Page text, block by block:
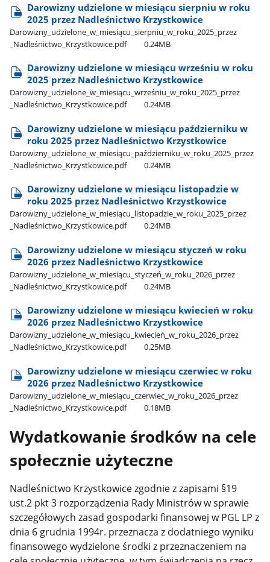
Darowizny udzielone w miesiącu sierpniu w roku
2025 przez Nadleśnictwo Krzystkowice
Darowizny​_udzielone​_w​_miesiącu​_sierpniu​_w​_roku​_2025​_przez​
_Nadleśnictwo​_Krzystkowice.pdf
0.24MB
Darowizny udzielone w miesiącu wrześniu w roku
2025 przez Nadleśnictwo Krzystkowice
Darowizny​_udzielone​_w​_miesiącu​_wrześniu​_w​_roku​_2025​_przez​
_Nadleśnictwo​_Krzystkowice.pdf
0.24MB
Darowizny udzielone w miesiącu październiku w
roku 2025 przez Nadleśnictwo Krzystkowice
Darowizny​_udzielone​_w​_miesiącu​_październiku​_w​_roku​_2025​_przez​
_Nadleśnictwo​_Krzystkowice.pdf
0.24MB
Darowizny udzielone w miesiącu listopadzie w
roku 2025 przez Nadleśnictwo Krzystkowice
Darowizny​_udzielone​_w​_miesiącu​_listopadzie​_w​_roku​_2025​_przez​
_Nadleśnictwo​_Krzystkowice.pdf
0.24MB
Darowizny udzielone w miesiącu styczeń w roku
2026 przez Nadleśnictwo Krzystkowice
Darowizny​_udzielone​_w​_miesiącu​_styczeń​_w​_roku​_2026​_przez​
_Nadleśnictwo​_Krzystkowice.pdf
0.24MB
Darowizny udzielone w miesiącu kwiecień w roku
2026 przez Nadleśnictwo Krzystkowice
Darowizny​_udzielone​_w​_miesiącu​_kwiecień​_w​_roku​_2026​_przez​
_Nadleśnictwo​_Krzystkowice.pdf
0.25MB
Darowizny udzielone w miesiącu czerwiec w roku
2026 przez Nadleśnictwo Krzystkowice
Darowizny​_udzielone​_w​_miesiącu​_czerwiec​_w​_roku​_2026​_przez​
_Nadleśnictwo​_Krzystkowice.pdf
0.18MB
Wydatkowanie środków na cele
społecznie użyteczne
Nadleśnictwo Krzystkowice zgodnie z zapisami §19
ust.2 pkt 3 rozporządzenia Rady Ministrów w sprawie
szczegółowych zasad gospodarki finansowej w PGL LP z
dnia 6 grudnia 1994r. przeznacza z dodatniego wyniku
finansowego wydzielone środki z przeznaczeniem na